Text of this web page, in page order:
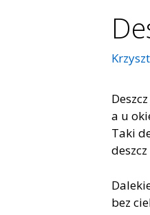
a u
Taki
bez